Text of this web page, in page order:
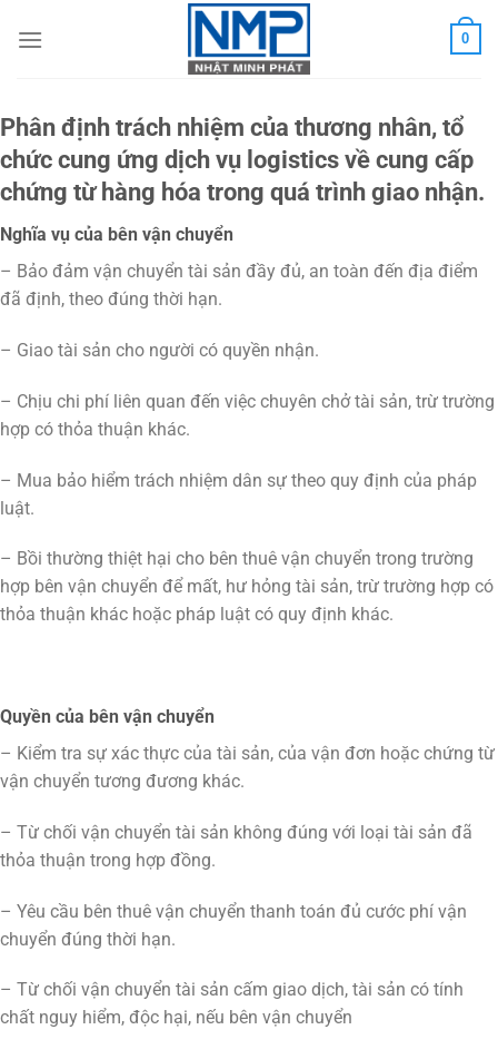
đến
0
Phân định trách nhiệm của thương nhân, tổ
chức cung ứng dịch vụ logistics về cung cấp
chứng từ hàng hóa trong quá trình giao nhận.
Nghĩa vụ của bên vận chuyển
– Bảo đảm vận chuyển tài sản đầy đủ, an toàn đến địa điểm
đã định, theo đúng thời hạn.
– Giao tài sản cho người có quyền nhận.
– Chịu chi phí liên quan đến việc chuyên chở tài sản, trừ trường
hợp có thỏa thuận khác.
– Mua bảo hiểm trách nhiệm dân sự theo quy định của pháp
luật.
– Bồi thường thiệt hại cho bên thuê vận chuyển trong trường
hợp bên vận chuyển để mất, hư hỏng tài sản, trừ trường hợp có
thỏa thuận khác hoặc pháp luật có quy định khác.
Quyền của bên vận chuyển
– Kiểm tra sự xác thực của tài sản, của vận đơn hoặc chứng từ
vận chuyển tương đương khác.
– Từ chối vận chuyển tài sản không đúng với loại tài sản đã
thỏa thuận trong hợp đồng.
– Yêu cầu bên thuê vận chuyển thanh toán đủ cước phí vận
chuyển đúng thời hạn.
– Từ chối vận chuyển tài sản cấm giao dịch, tài sản có tính
chất nguy hiểm, độc hại, nếu bên vận chuyển